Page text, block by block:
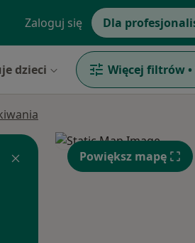
Zaloguj się Dla
dzieci Więcej filtrów •
Powiększ mapę